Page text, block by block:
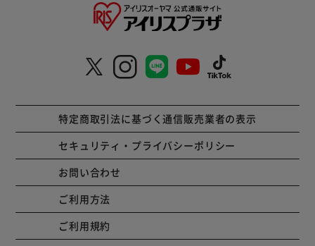
特定商取引法に基づく通信販売業者の表示
セキュリティ・プライバシーポリシー
お問い合わせ
ご利用方法
ご利用規約